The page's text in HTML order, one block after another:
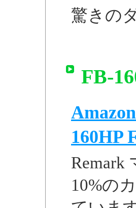
驚きの
FB-
160HP
Remark
10%の